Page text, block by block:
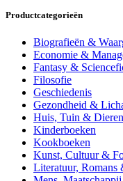
Productcategorieën
Biografieën &
Economie &
Fantasy &
Filosofie
Geschiedenis
Gezondheid &
Huis, Tuin & Dieren
Kinderboeken
Kookboeken
Kunst, Cultuur &
Literatuur, Romans